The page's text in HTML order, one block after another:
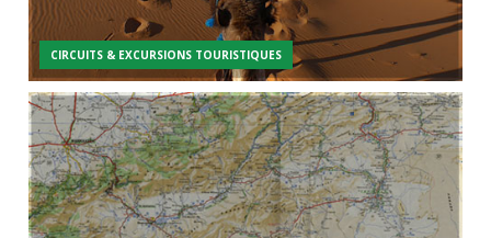
CIRCUITS & EXCURSIONS TOURISTIQUES